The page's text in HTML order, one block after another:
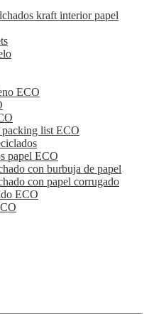
kraft interior papel
ECO
packing list ECO
papel ECO
con burbuja de papel
con papel corrugado
ECO